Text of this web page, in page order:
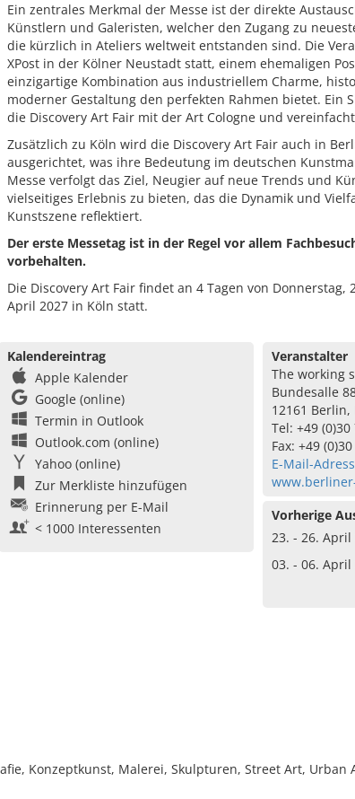
Ein zentrales Merkmal der Messe ist der direkte
Künstlern und Galeristen, welcher den Zugang zu
die kürzlich in Ateliers weltweit entstanden sind. Die
XPost in der Kölner Neustadt statt, einem ehemaligen
einzigartige Kombination aus industriellem Charme,
moderner Gestaltung den perfekten Rahmen bietet. Ein
die Discovery Art Fair mit der Art Cologne und
Zusätzlich zu Köln wird die Discovery Art Fair auch in
ausgerichtet, was ihre Bedeutung im deutschen
Messe verfolgt das Ziel, Neugier auf neue Trends und
vielseitiges Erlebnis zu bieten, das die Dynamik und
Kunstszene reflektiert.
Der erste Messetag ist in der Regel vor allem
vorbehalten.
Die Discovery Art Fair findet an 4 Tagen von Donnerstag,
April 2027 in Köln statt.
Kalendereintrag
Apple Kalender
Google (online)
Termin in Outlook
Outlook.com (online)
Yahoo (online)
Zur Merkliste hinzufügen
Erinnerung per E-Mail
< 1000 Interessenten
Veranstalter
The working
Bundesalle
12161
Tel: +49 (0)30
Fax: +49
E-Mail-
Vorherige
23. - 26. April
03. - 06. April
Konzeptkunst, Malerei, Skulpturen, Street Art,